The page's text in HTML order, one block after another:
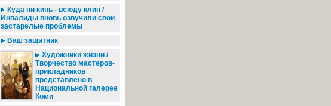
Куда ни кинь - всюду клин /
Инвалиды вновь озвучили свои
застарелые проблемы
Ваш защитник
Художники жизни /
Творчество мастеров-
прикладников
представлено в
Национальной галерее
Коми